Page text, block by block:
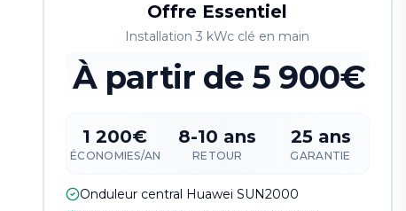
Offre Essentiel
Installation 3 kWc clé en main
À partir de 5 900€
1 200€
ÉCONOMIES/AN
8-10 ans
RETOUR
25 ans
GARANTIE
Onduleur central Huawei SUN2000